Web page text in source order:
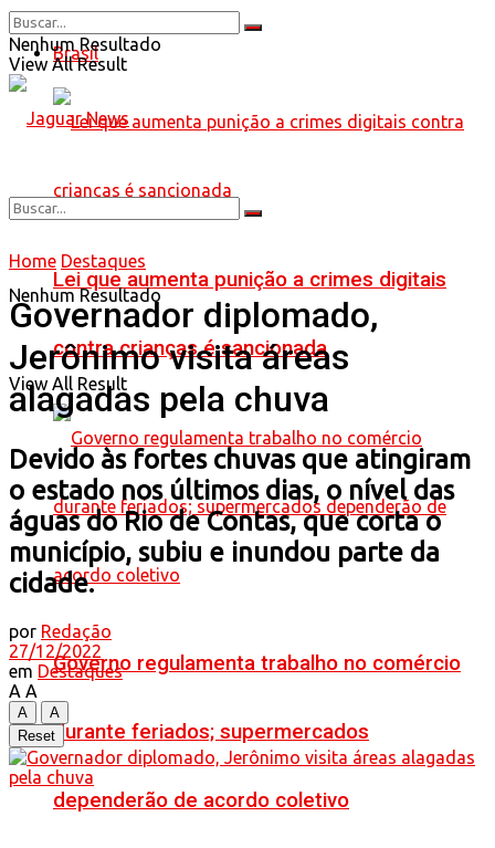
Brasil
Lei que aumenta punição a crimes digitais
contra crianças é sancionada
Governo regulamenta trabalho no comércio
durante feriados; supermercados
dependerão de acordo coletivo
Nenhum Resultado
View All Result
Nenhum Resultado
View All Result
Home Destaques
Governador diplomado,
Jerônimo visita áreas
alagadas pela chuva
Devido às fortes chuvas que atingiram
o estado nos últimos dias, o nível das
águas do Rio de Contas, que corta o
município, subiu e inundou parte da
cidade.
por Redação
27/12/2022
em Destaques
A A
A
A
Reset